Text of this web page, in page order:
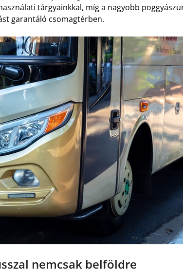
tárgyainkkal, míg a nagyobb
garantáló csomagtérben.
nemcsak belföldre